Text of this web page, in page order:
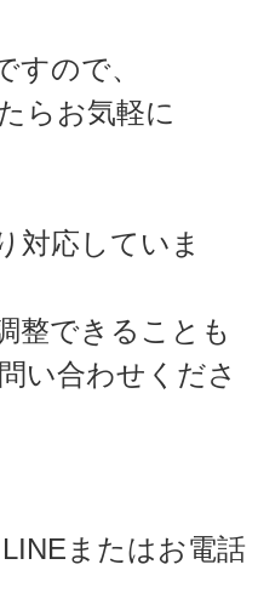
すので、
らお気軽に
対応していま
整できることも
い合わせくださ
またはお電話